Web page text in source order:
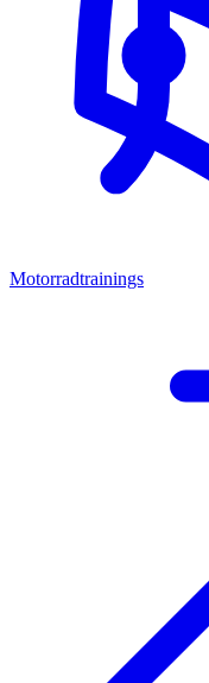
Motorradtrainings